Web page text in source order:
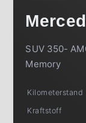
SUV 350-
Memory
Kilometerstand
Kraftstoff